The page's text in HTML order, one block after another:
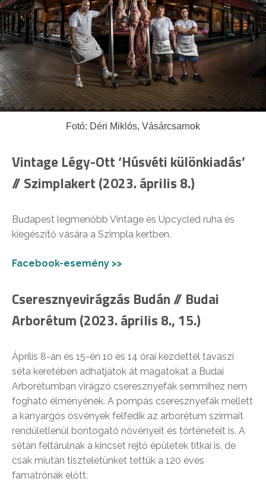
Fotó: Déri Miklós, Vásárcsarnok
Vintage Légy-Ott ‘Húsvéti különkiadás’
// Szimplakert (2023. április 8.)
Budapest legmenőbb Vintage és Upcycled ruha és
kiegészítő vására a Szimpla kertben.
Facebook-esemény >>
Cseresznyevirágzás Budán // Budai
Arborétum (2023. április 8., 15.)
Április 8-án és 15-én 10 és 14 órai kezdettel tavaszi
séta keretében adhatjátok át magatokat a Budai
Arborétumban virágzó cseresznyefák semmihez nem
fogható élményének. A pompás cseresznyefák mellett
a kanyargós ösvények felfedik az arborétum szirmait
rendületlenül bontogató növényeit és történeteit is. A
sétán feltárulnak a kincset rejtő épületek titkai is, de
csak miután tiszteletünket tettük a 120 éves
famatrónák előtt.